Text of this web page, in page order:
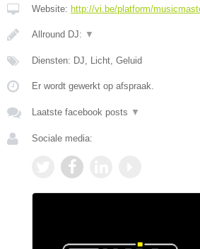
Website: http://vi.be/platform/
Allround DJ: ▼
Diensten: DJ, Licht, Geluid
Er wordt gewerkt op afspraak.
Laatste facebook posts ▼
Sociale media: